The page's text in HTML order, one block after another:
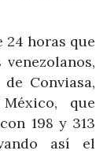
24 horas que
Conviasa,
que
198 y 313
así el